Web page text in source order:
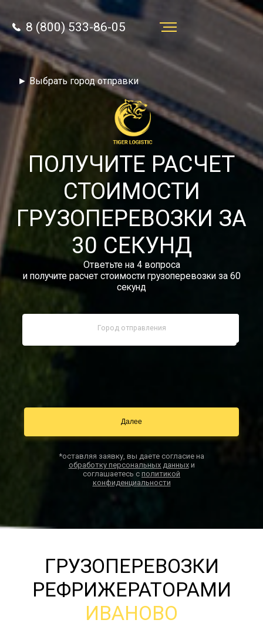
8 (800) 533-86-05
Звонок по России бесплатный
autotransport24@yandex.ru
Услуги
Преимущества
О компании
Направления
Тарифы
Отзывы
Статьи
Контакты
► Выбрать город отправки
8 (800) 533-86-05
ПОЛУЧИТЕ РАСЧЕТ
СТОИМОСТИ
ГРУЗОПЕРЕВОЗКИ ЗА
30 СЕКУНД
Ответьте на 4 вопроса
и получите расчет стоимости грузоперевозки за 60
секунд
*оставляя заявку, вы даете согласие на
обработку персональных данныхи
соглашаетесь с политикой
конфиденциальности
ГРУЗОПЕРЕВОЗКИ
РЕФРИЖЕРАТОРАМИ
ИВАНОВО